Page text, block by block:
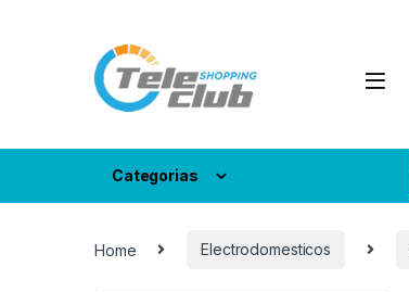
Categorias
Home Electrodomesticos